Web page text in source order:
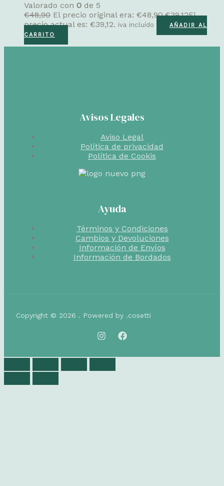
Valorado con 0 de 5
€48,90 El precio original era: €48,90.€39,12El
precio actual es: €39,12. iva incluído
AÑADIR AL
CARRITO
Avisos Legales
Aviso Legal
Política de privacidad
Política de Cookis
Ayuda
Términos y Condiciones
Cambios y Devoluciones
Información de Envíos
Información de Bordados
Copyright © 2026 . Powered by .cosetti